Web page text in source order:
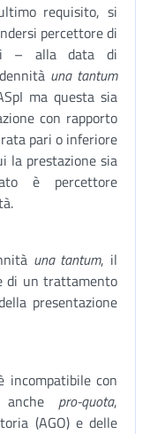
requisito, si
percettore di
– alla data di
una tantum
ma questa sia
con rapporto
pari o inferiore
la prestazione sia
è percettore
una tantum, il
di un trattamento
presentazione
incompatibile con
pro-quota,
(AGO) e delle